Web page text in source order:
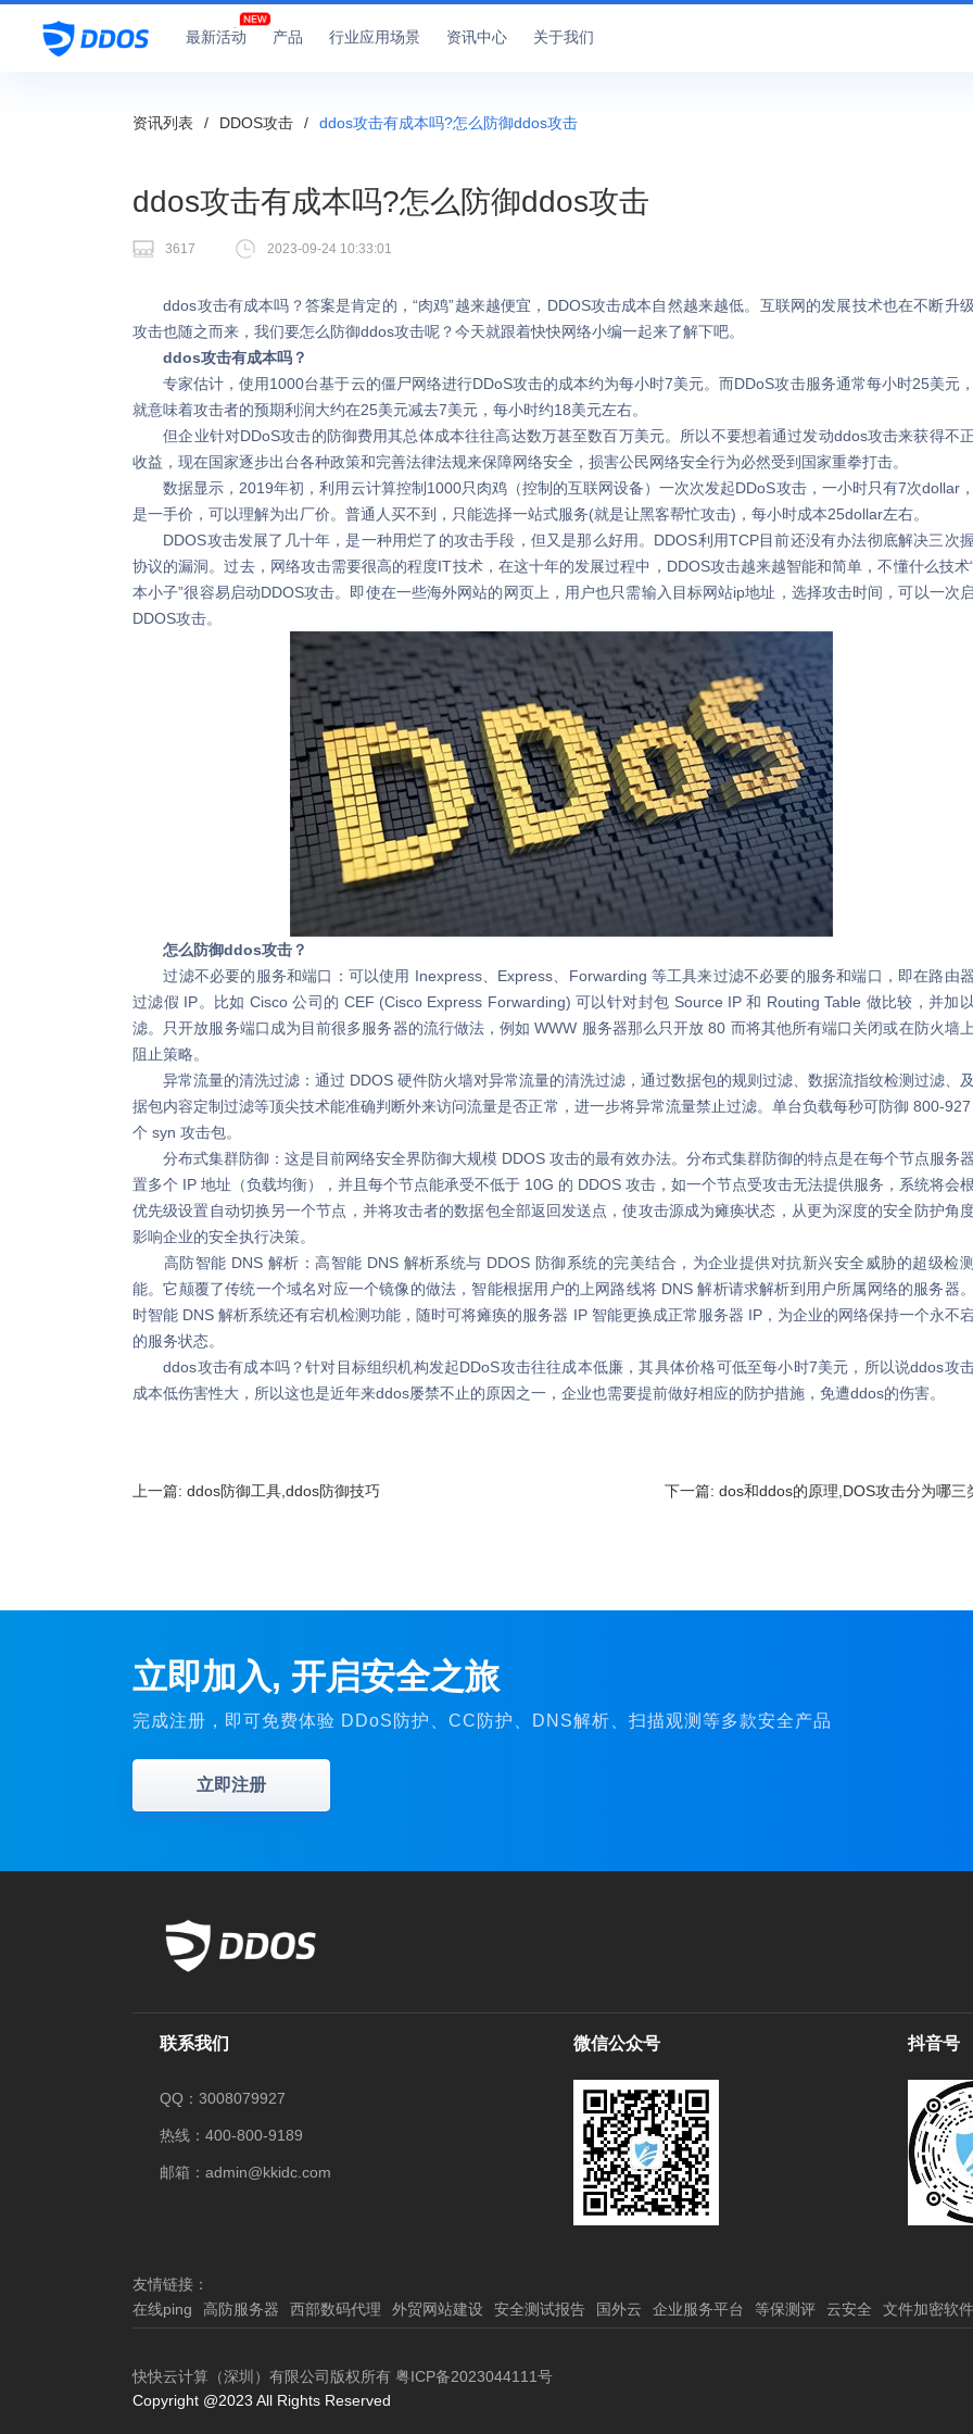
最新活动 产品 行业应用场景 资讯中心 关于我们
资讯列表 / DDOS攻击 / ddos攻击有成本吗?怎么防御ddos攻击
ddos攻击有成本吗?怎么防御ddos攻击
3617 2023-09-24 10:33:01
ddos攻击有成本吗？答案是肯定的，“肉鸡”越来越便宜，DDOS攻击成本自然越来越低。互联网的发展技术也在不断升
攻击也随之而来，我们要怎么防御ddos攻击呢？今天就跟着快快网络小编一起来了解下吧。
ddos攻击有成本吗？
专家估计，使用1000台基于云的僵尸网络进行DDoS攻击的成本约为每小时7美元。而DDoS攻击服务通常每小时25美元
就意味着攻击者的预期利润大约在25美元减去7美元，每小时约18美元左右。
但企业针对DDoS攻击的防御费用其总体成本往往高达数万甚至数百万美元。所以不要想着通过发动ddos攻击来获得不
收益，现在国家逐步出台各种政策和完善法律法规来保障网络安全，损害公民网络安全行为必然受到国家重拳打击。
数据显示，2019年初，利用云计算控制1000只肉鸡（控制的互联网设备）一次次发起DDoS攻击，一小时只有7次dollar
是一手价，可以理解为出厂价。普通人买不到，只能选择一站式服务(就是让黑客帮忙攻击)，每小时成本25dollar左右。
DDOS攻击发展了几十年，是一种用烂了的攻击手段，但又是那么好用。DDOS利用TCP目前还没有办法彻底解决三次
协议的漏洞。过去，网络攻击需要很高的程度IT技术，在这十年的发展过程中，DDOS攻击越来越智能和简单，不懂什么技术
本小子”很容易启动DDOS攻击。即使在一些海外网站的网页上，用户也只需输入目标网站ip地址，选择攻击时间，可以一次
DDOS攻击。
怎么防御ddos攻击？
过滤不必要的服务和端口：可以使用 Inexpress、Express、Forwarding 等工具来过滤不必要的服务和端口，即在路由
过滤假 IP。比如 Cisco 公司的 CEF (Cisco Express Forwarding) 可以针对封包 Source IP 和 Routing Table 做比较，并加
滤。只开放服务端口成为目前很多服务器的流行做法，例如 WWW 服务器那么只开放 80 而将其他所有端口关闭或在防火墙
阻止策略。
异常流量的清洗过滤：通过 DDOS 硬件防火墙对异常流量的清洗过滤，通过数据包的规则过滤、数据流指纹检测过滤、
据包内容定制过滤等顶尖技术能准确判断外来访问流量是否正常，进一步将异常流量禁止过滤。单台负载每秒可防御 800-
个 syn 攻击包。
分布式集群防御：这是目前网络安全界防御大规模 DDOS 攻击的最有效办法。分布式集群防御的特点是在每个节点服务
置多个 IP 地址（负载均衡），并且每个节点能承受不低于 10G 的 DDOS 攻击，如一个节点受攻击无法提供服务，系统将会
优先级设置自动切换另一个节点，并将攻击者的数据包全部返回发送点，使攻击源成为瘫痪状态，从更为深度的安全防护角
影响企业的安全执行决策。
高防智能 DNS 解析：高智能 DNS 解析系统与 DDOS 防御系统的完美结合，为企业提供对抗新兴安全威胁的超级检
能。它颠覆了传统一个域名对应一个镜像的做法，智能根据用户的上网路线将 DNS 解析请求解析到用户所属网络的服务器
时智能 DNS 解析系统还有宕机检测功能，随时可将瘫痪的服务器 IP 智能更换成正常服务器 IP，为企业的网络保持一个永不
的服务状态。
ddos攻击有成本吗？针对目标组织机构发起DDoS攻击往往成本低廉，其具体价格可低至每小时7美元，所以说ddos攻
成本低伤害性大，所以这也是近年来ddos屡禁不止的原因之一，企业也需要提前做好相应的防护措施，免遭ddos的伤害。
上一篇: ddos防御工具,ddos防御技巧 下一篇: dos和ddos的原理,DOS攻击分为哪三
立即加入, 开启安全之旅
完成注册，即可免费体验 DDoS防护、CC防护、DNS解析、扫描观测等多款安全产品
立即注册
联系我们
QQ：3008079927
热线：400-800-9189
邮箱：admin@kkidc.com
微信公众号 抖音号
友情链接：
在线ping
高防服务器 西部数码代理 外贸网站建设 安全测试报告 国外云 企业服务平台 等保测评 云安全 文件加密软件
快快云计算（深圳）有限公司版权所有 粤ICP备2023044111号
Copyright @2023 All Rights Reserved